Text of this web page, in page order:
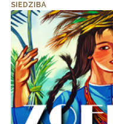
SIEDZIBA